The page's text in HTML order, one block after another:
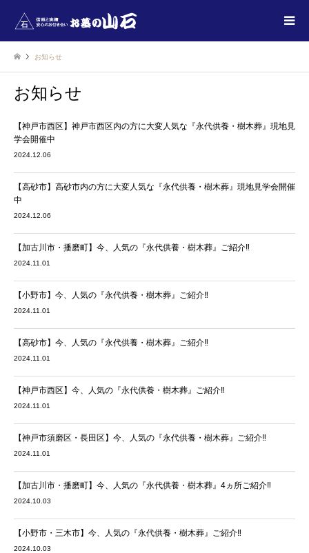
お知らせ
お知らせ
【神戸市西区】神戸市西区内の方に大変人気な『永代供養・樹木葬』現地見
学会開催中
2024.12.06
【高砂市】高砂市内の方に大変人気な『永代供養・樹木葬』現地見学会開催
中
2024.12.06
【加古川市・播磨町】今、人気の『永代供養・樹木葬』ご紹介‼
2024.11.01
【小野市】今、人気の『永代供養・樹木葬』ご紹介‼
2024.11.01
【高砂市】今、人気の『永代供養・樹木葬』ご紹介‼
2024.11.01
【神戸市西区】今、人気の『永代供養・樹木葬』ご紹介‼
2024.11.01
【神戸市須磨区・長田区】今、人気の『永代供養・樹木葬』ご紹介‼
2024.11.01
【加古川市・播磨町】今、人気の『永代供養・樹木葬』4ヵ所ご紹介‼
2024.10.03
【小野市・三木市】今、人気の『永代供養・樹木葬』ご紹介‼
2024.10.03